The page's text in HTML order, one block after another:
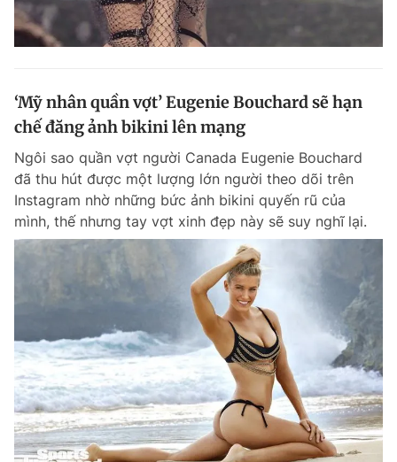
‘Mỹ nhân quần vợt’ Eugenie Bouchard sẽ hạn
chế đăng ảnh bikini lên mạng
Ngôi sao quần vợt người Canada Eugenie Bouchard
đã thu hút được một lượng lớn người theo dõi trên
Instagram nhờ những bức ảnh bikini quyến rũ của
mình, thế nhưng tay vợt xinh đẹp này sẽ suy nghĩ lại.